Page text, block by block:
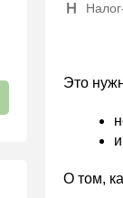
Это
О том,